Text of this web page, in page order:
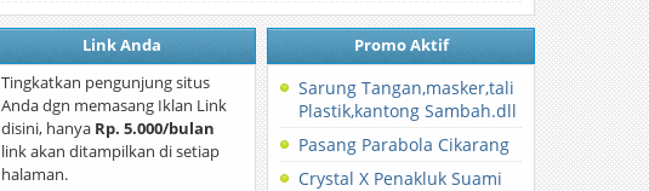
Link Anda
Tingkatkan pengunjung situs
Anda dgn memasang Iklan Link
disini, hanya Rp. 5.000/bulan
link akan ditampilkan di setiap
halaman.
Promo Aktif
Sarung Tangan,masker,tali
Plastik,kantong Sambah.dll
Pasang Parabola Cikarang
Crystal X Penakluk Suami